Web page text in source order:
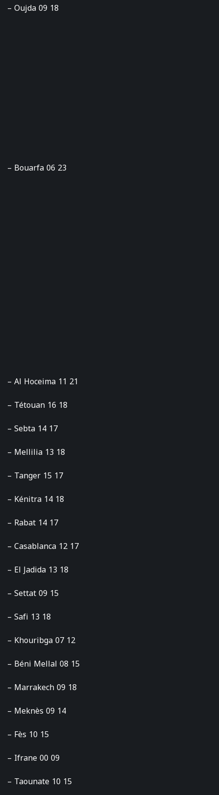
– Oujda 09 18
– Bouarfa 06 23
– Al Hoceima 11 21
– Tétouan 16 18
– Sebta 14 17
– Mellilia 13 18
– Tanger 15 17
– Kénitra 14 18
– Rabat 14 17
– Casablanca 12 17
– El Jadida 13 18
– Settat 09 15
– Safi 13 18
– Khouribga 07 12
– Béni Mellal 08 15
– Marrakech 09 18
– Meknès 09 14
– Fès 10 15
– Ifrane 00 09
– Taounate 10 15